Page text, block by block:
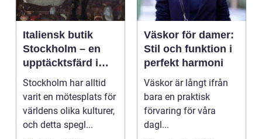
Italiensk butik
Stockholm – en
upptäcktsfärd i
kvalitet och
hantverk
Stockholm har alltid
varit en mötesplats för
världens olika kulturer,
och detta spegl...
Väskor för damer:
Stil och funktion i
perfekt harmoni
Väskor är långt ifrån
bara en praktisk
förvaring för våra
dagl...